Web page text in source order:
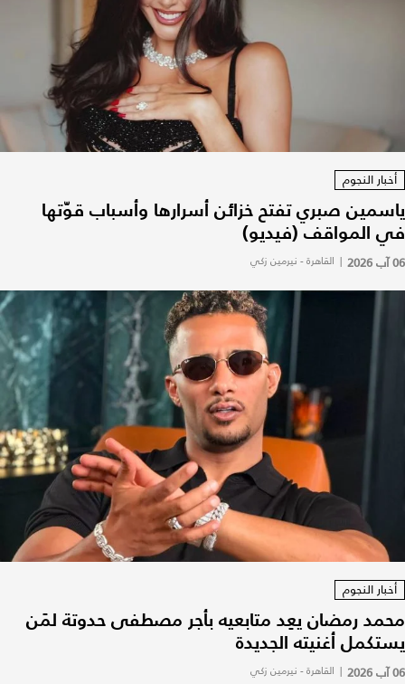
أخبار النجوم
ياسمين صبري تفتح خزائن أسرارها وأسباب قوّتها
في المواقف (فيديو)
06 آب 2026 | القاهرة - نيرمين زكي
أخبار النجوم
محمد رمضان يعِد متابعيه بأجر مصطفى حدوتة لمَن
يستكمل أغنيته الجديدة
06 آب 2026 | القاهرة - نيرمين زكي